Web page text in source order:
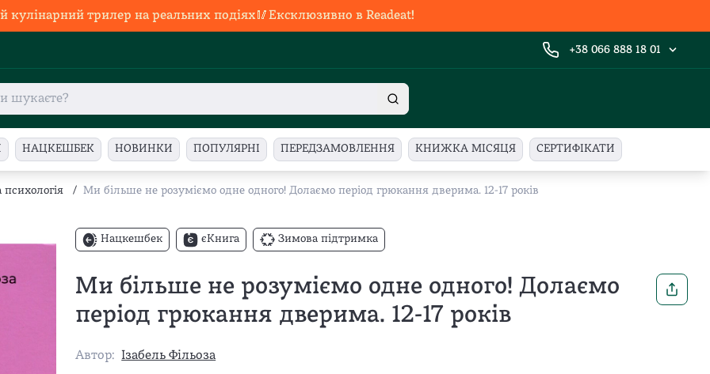
кулінарний трилер на реальних подіях🥢Ексклюзивно в Readeat!
+38 066 888 18 01
НАЦКЕШБЕК НОВИНКИ ПОПУЛЯРНІ ПЕРЕДЗАМОВЛЕННЯ КНИЖКА МІСЯЦЯ СЕРТИФІКАТИ
/ Ми більше не розуміємо одне одного! Долаємо період грюкання дверима. 12-17 років
Нацкешбек єКнига Зимова підтримка
Ми більше не розуміємо одне одного! Долаємо
період грюкання дверима. 12-17 років
Автор:
Ізабель Фільоза